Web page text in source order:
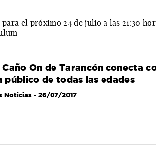
el próximo 24 de julio a las 21:30
Caño On de Tarancón conecta
público de todas las edades
Noticias - 26/07/2017